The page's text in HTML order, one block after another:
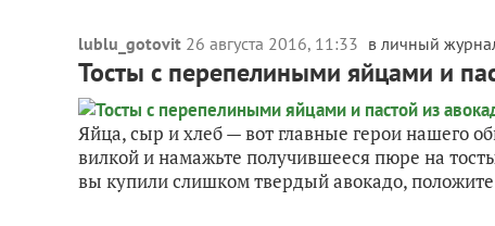
lublu_gotovit 26 августа 2016, 11:33 в личный
Тосты с перепелиными яйцами и
Яйца, сыр и хлеб — вот главные герои нашего
вилкой и намажьте получившееся пюре на
вы купили слишком твердый авокадо, положите